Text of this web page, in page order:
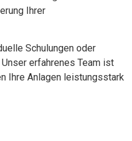
Ihrer
Schulungen oder
erfahrenes Team ist
Ihre Anlagen leistungsstark